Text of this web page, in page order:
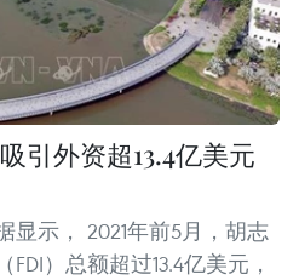
引外资超13.4亿美元
显示， 2021年前5月，胡志
）总额超过13.4亿美元，